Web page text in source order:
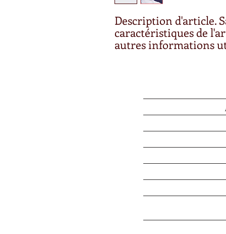
Description d'article.
caractéristiques de
autres informations